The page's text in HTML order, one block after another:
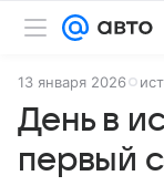
13 января 2026
День в
первый